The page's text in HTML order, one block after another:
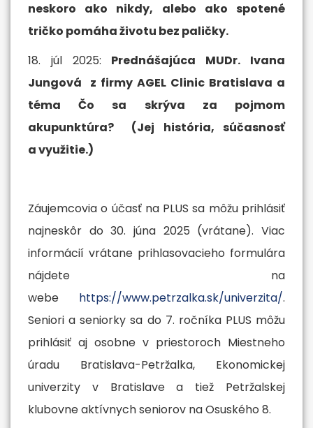
neskoro ako nikdy, alebo ako spotené
tričko pomáha životu bez paličky.
18. júl 2025: Prednášajúca MUDr. Ivana
Jungová z firmy AGEL Clinic Bratislava a
téma Čo sa skrýva za pojmom
akupunktúra? (Jej história, súčasnosť
a využitie.)
Záujemcovia o účasť na PLUS sa môžu prihlásiť
najneskôr do 30. júna 2025 (vrátane). Viac
informácií vrátane prihlasovacieho formulára
nájdete na
webe https://www.petrzalka.sk/univerzita/.
Seniori a seniorky sa do 7. ročníka PLUS môžu
prihlásiť aj osobne v priestoroch Miestneho
úradu Bratislava-Petržalka, Ekonomickej
univerzity v Bratislave a tiež Petržalskej
klubovne aktívnych seniorov na Osuského 8.